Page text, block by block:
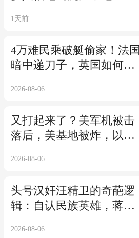
1天前
4万难民乘破艇偷家！法国
暗中递刀子，英国如何沦
2026-08-06
又打起来了？美军机被击
落后，美基地被炸，以军
2026-08-06
头号汉奸汪精卫的奇葩逻
辑：自认民族英雄，蒋介
2026-08-06